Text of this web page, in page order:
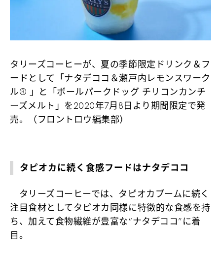
タリーズコーヒーが、夏の季節限定ドリンク＆フ
ードとして「ナタデココ＆瀬戸内レモンスワーク
ル® 」と「ボールパークドッグ チリコンカンチ
ーズメルト」を2020年7月8日より期間限定で発
売。（フロントロウ編集部）
タピオカに続く食感フードはナタデココ
タリーズコーヒーでは、タピオカブームに続く
注目食材としてタピオカ同様に特徴的な食感を持
ち、加えて食物繊維が豊富な“ナタデココ”に着
目。